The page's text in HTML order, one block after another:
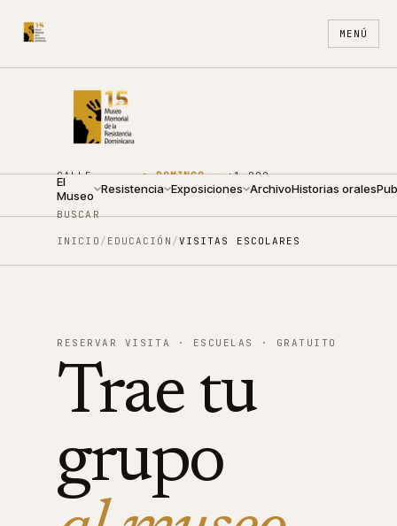
MENÚ
CALLE
ARZOBISPO
NOUEL 210
●DOMINGO ·
10:00 —
+1 809
688
ES EN
El
Museo Resistencia Exposiciones ArchivoHistorias orales
BUSCAR
INICIO / EDUCACIÓN /VISITAS ESCOLARES
RESERVAR VISITA · ESCUELAS · GRATUITO
Trae tu
grupo